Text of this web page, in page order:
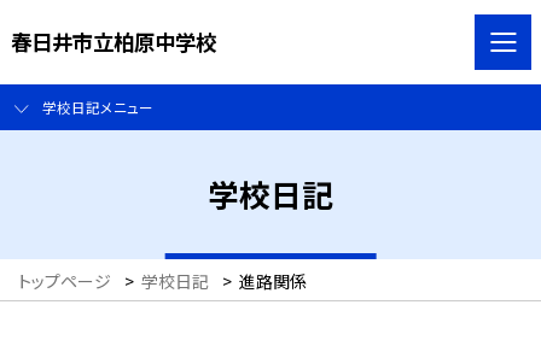
春日井市立柏原中学校
学校日記メニュー
学校日記
トップページ > 学校日記 > 進路関係